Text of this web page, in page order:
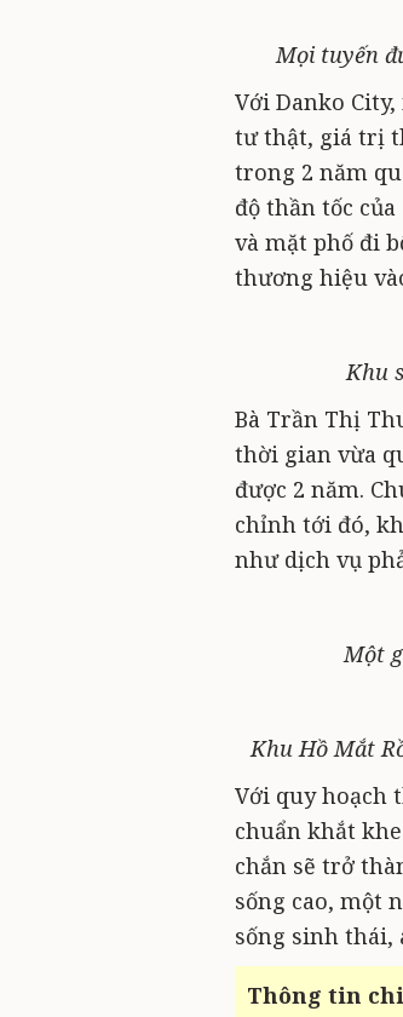
Mọi tuyến
Với Danko
tư thật, giá trị
trong 2 năm
độ thần tốc
và mặt phố đi
thương hiệu
Khu
Bà Trần Thị
thời gian vừa
được 2 năm.
chỉnh tới đó,
như dịch vụ
Một
Khu Hồ Mắt
Với quy hoạch
chuẩn khắt
chắn sẽ trở
sống cao, một
sống sinh thái,
Thông tin